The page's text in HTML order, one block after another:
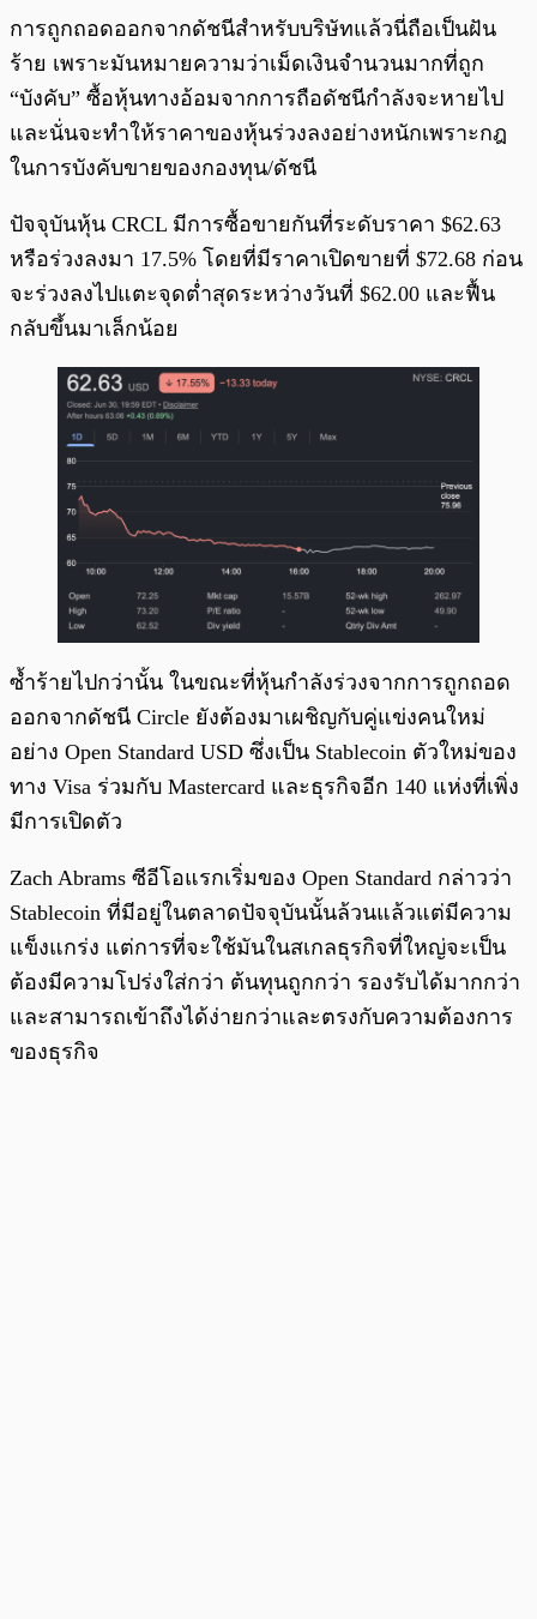
การถูกถอดออกจากดัชนีสำหรับบริษัทแล้วนี่ถือเป็นฝัน
ร้าย เพราะมันหมายความว่าเม็ดเงินจำนวนมากที่ถูก
“บังคับ” ซื้อหุ้นทางอ้อมจากการถือดัชนีกำลังจะหายไป
และนั่นจะทำให้ราคาของหุ้นร่วงลงอย่างหนักเพราะกฎ
ในการบังคับขายของกองทุน/ดัชนี
ปัจจุบันหุ้น CRCL มีการซื้อขายกันที่ระดับราคา $62.63
หรือร่วงลงมา 17.5% โดยที่มีราคาเปิดขายที่ $72.68 ก่อน
จะร่วงลงไปแตะจุดต่ำสุดระหว่างวันที่ $62.00 และฟื้น
กลับขึ้นมาเล็กน้อย
ซ้ำร้ายไปกว่านั้น ในขณะที่หุ้นกำลังร่วงจากการถูกถอด
ออกจากดัชนี Circle ยังต้องมาเผชิญกับคู่แข่งคนใหม่
อย่าง Open Standard USD ซึ่งเป็น Stablecoin ตัวใหม่ของ
ทาง Visa ร่วมกับ Mastercard และธุรกิจอีก 140 แห่งที่เพิ่ง
มีการเปิดตัว
Zach Abrams ซีอีโอแรกเริ่มของ Open Standard กล่าวว่า
Stablecoin ที่มีอยู่ในตลาดปัจจุบันนั้นล้วนแล้วแต่มีความ
แข็งแกร่ง แต่การที่จะใช้มันในสเกลธุรกิจที่ใหญ่จะเป็น
ต้องมีความโปร่งใส่กว่า ต้นทุนถูกกว่า รองรับได้มากกว่า
และสามารถเข้าถึงได้ง่ายกว่าและตรงกับความต้องการ
ของธุรกิจ